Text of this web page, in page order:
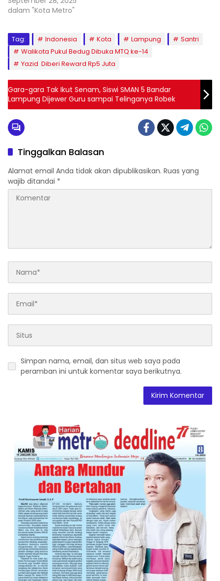
dalam "Kota Metro"
Tag: Indonesia Kota Lampung
Santri
Walikota Pukul Bedug Dibuka MTQ ke-14
Yazid Diberi Reward Rp5 Juta
Gara-gara Tak Ikut Senam, Siswi SMAN 5 Bandar
Lampung Dijewer Guru sampai Telinganya Robek
Tinggalkan Balasan
Alamat email Anda tidak akan dipublikasikan. Ruas yang
wajib ditandai *
Simpan nama, email, dan situs web saya pada
peramban ini untuk komentar saya berikutnya.